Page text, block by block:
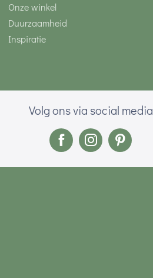
Onze winkel
Duurzaamheid
Inspiratie
Volg ons via social media